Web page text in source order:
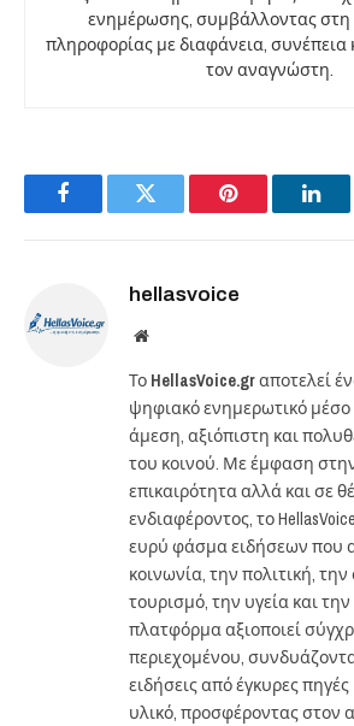
ενημέρωσης, συμβάλλοντας στη
πληροφορίας με διαφάνεια,
τον αναγνώστη.
FacebookTwitter Pinterest
hellasvoice
Website
Το HellasVoice.grαποτελεί
ψηφιακό ενημερωτικό μέσο
άμεση, αξιόπιστη και
του κοινού. Με έμφαση
επικαιρότητα αλλά και σε
ενδιαφέροντος, το
ευρύ φάσμα ειδήσεων που
κοινωνία, την πολιτική, την
τουρισμό, την υγεία και
πλατφόρμα αξιοποιεί
περιεχομένου,
ειδήσεις από έγκυρες
υλικό, προσφέροντας στον